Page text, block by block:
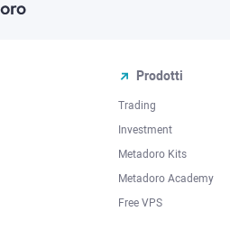
Prodotti
Trading
Investment
Metadoro Kits
Metadoro Academy
Free VPS